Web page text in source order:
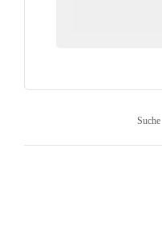
Suche